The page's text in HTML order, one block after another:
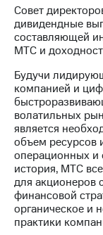
Медиа-центр
Пресс-
релизы
МТС
о
о
Совет
дивидендные
составляющей
МТС и
Будучи
компанией и
волатильных
является
объем ресурсов
операционных и
история, МТС
для акционеров
финансовой
органическое и
практики